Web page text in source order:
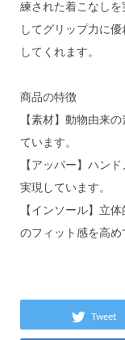
練された着こなし
してグリップ力に
してくれます。
商品の特徴
【素材】動物由来
ています。
【アッパー】ハン
実現しています。
【インソール】立
のフィット感を高め
Tweet